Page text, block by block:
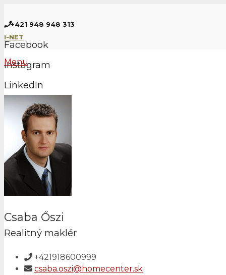
+421 948 948 313
Facebook
Instagram
LinkedIn
INTRANET
I-NET
Menu
Csaba Őszi
Realitný maklér
+421918600999
csaba.oszi@homecenter.sk